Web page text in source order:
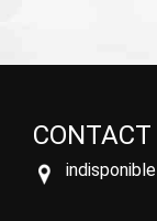
CONTACT
indisponible